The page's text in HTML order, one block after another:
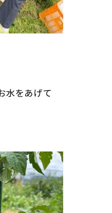
水をあげて